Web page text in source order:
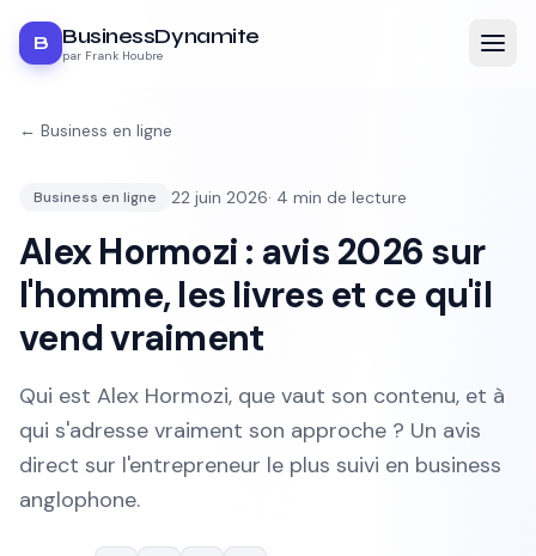
B BusinessDynamite
par Frank Houbre
← Business en ligne
Business en ligne 22 juin 2026· 4 min de lecture
Alex Hormozi : avis 2026 sur
l'homme, les livres et ce qu'il
vend vraiment
Qui est Alex Hormozi, que vaut son contenu, et à
qui s'adresse vraiment son approche ? Un avis
direct sur l'entrepreneur le plus suivi en business
anglophone.